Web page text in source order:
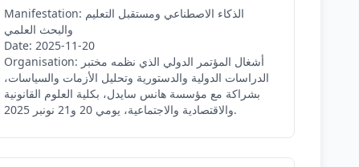
Manifestation:
والبحث العلمي
Date: 2025-11-20
Organisation:
الدراسات الدولية والدستورية وتحليل الأزمات والسياسات،
بشراكة مع مؤسسة هانس سايدل، بكلية العلوم القانونية
والاقتصادية والاجتماعية، يومي 20 و21 نونبر 2025.